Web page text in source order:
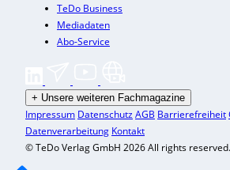
TeDo Business
Mediadaten
Abo-Service
+ Unsere weiteren Fachmagazine
Impressum DatenschutzAGB Barrierefreiheit
Datenverarbeitung Kontakt
© TeDo Verlag GmbH 2026 All rights reserved.